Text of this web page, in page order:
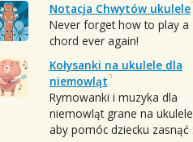
Notacja Chwytów ukulele
Never forget how to play a
chord ever again!
Kołysanki na ukulele dla
niemowląt
Rymowanki i muzyka dla
niemowląt grane na
aby pomóc dziecku zasnąć